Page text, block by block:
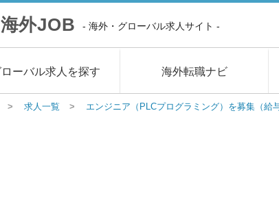
海外JOB - 海外・グローバル求人サイト -
ローバル求人を探す 海外転職ナビ
求人一覧 エンジニア（PLCプログラミング）を募集（給